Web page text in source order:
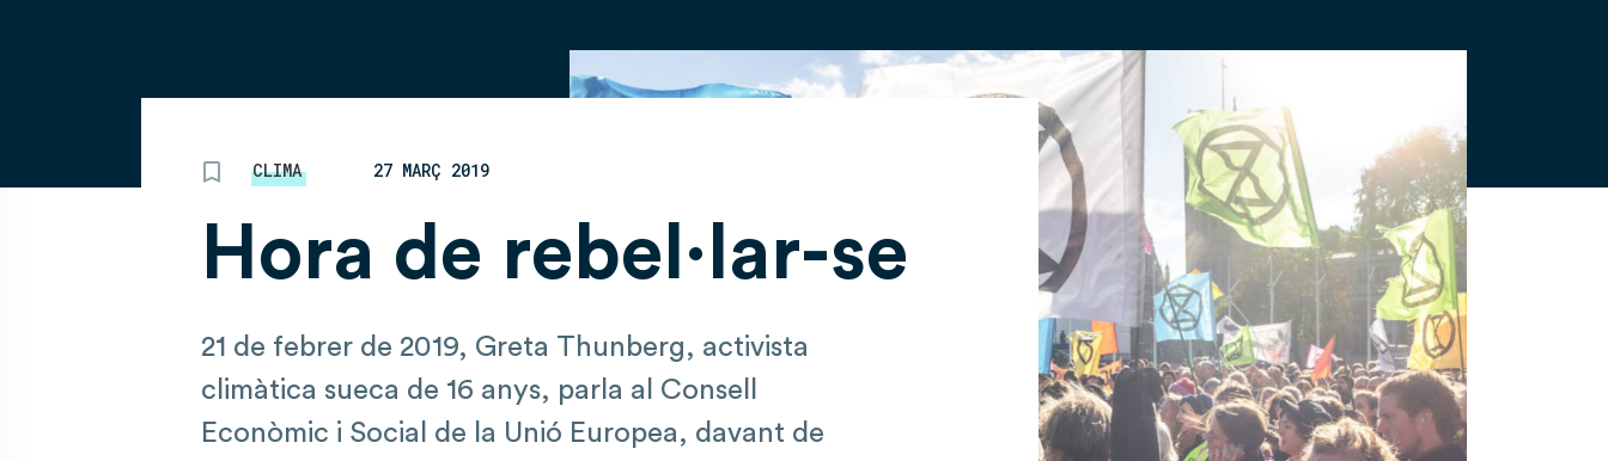
CLIMA 27 MARÇ 2019
Hora de rebel·lar-se
21 de febrer de 2019, Greta Thunberg, activista
climàtica sueca de 16 anys, parla al Consell
Econòmic i Social de la Unió Europea, davant de